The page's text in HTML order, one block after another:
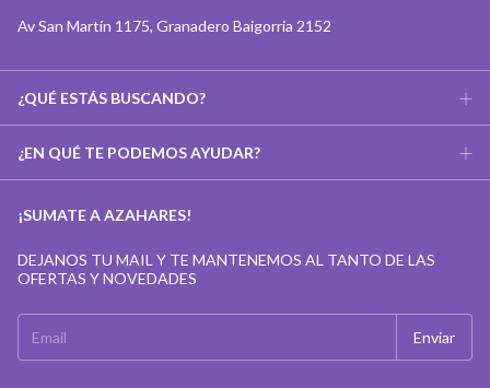
Av San Martín 1175, Granadero Baigorria 2152
¿QUÉ ESTÁS BUSCANDO?
¿EN QUÉ TE PODEMOS AYUDAR?
¡SUMATE A AZAHARES!
DEJANOS TU MAIL Y TE MANTENEMOS AL TANTO DE LAS
OFERTAS Y NOVEDADES